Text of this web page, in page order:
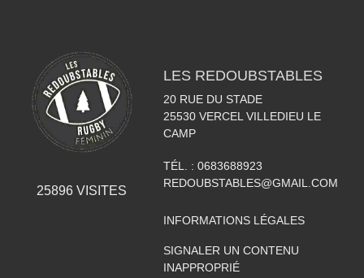
25896VISITES
LES REDOUBSTABLES
20 RUE DU STADE
25530 VERCEL VILLEDIEU LE
CAMP
TÉL. : 0683688923
REDOUBSTABLES@GMAIL.COM
INFORMATIONS LÉGALES
SIGNALER UN CONTENU
INAPPROPRIÉ